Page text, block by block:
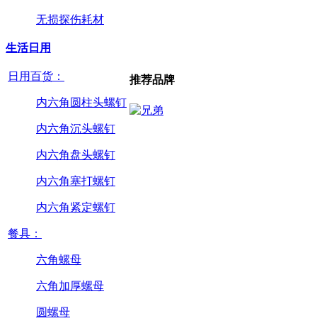
无损探伤耗材
生活日用
日用百货：
内六角圆柱头螺钉
内六角沉头螺钉
内六角盘头螺钉
内六角塞打螺钉
内六角紧定螺钉
餐具：
六角螺母
六角加厚螺母
圆螺母
推荐品牌